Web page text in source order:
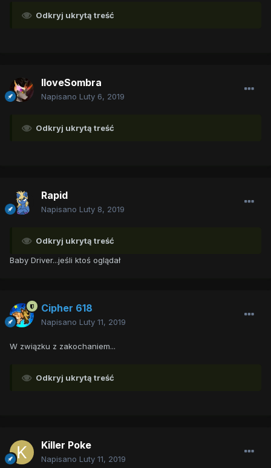
Odkryj ukrytą treść
IloveSombra
Napisano Luty 6, 2019
Odkryj ukrytą treść
Rapid
Napisano Luty 8, 2019
Odkryj ukrytą treść
Baby Driver...jeśli ktoś oglądał
Cipher 618
Napisano Luty 11, 2019
W związku z zakochaniem...
Odkryj ukrytą treść
Killer Poke
Napisano Luty 11, 2019